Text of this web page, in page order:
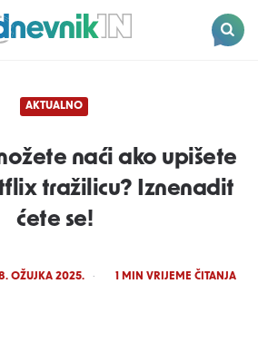
AKTUALNO
naći ako upišete
tražilicu? Iznenadit
ćete se!
OŽUJKA 2025. 1 MIN VRIJEME ČITANJA